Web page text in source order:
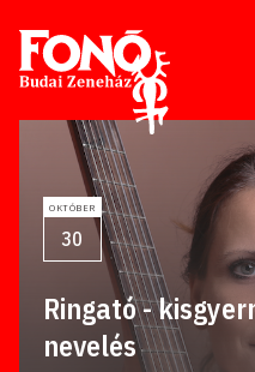
Tovább a tartalomhoz
OKTÓBER
30
Ringató -
nevelés